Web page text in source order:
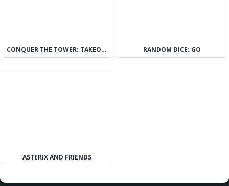
CONQUER THE TOWER: TAKEOVER RANDOM DICE: GO
ASTERIX AND FRIENDS